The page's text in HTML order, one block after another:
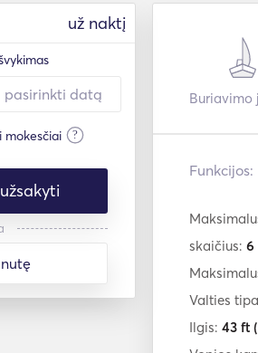
už naktį
mokesčiai ?
Buriavimo
Funkcijos:
skaičius: 6
Valties
Ilgis: 43 ft